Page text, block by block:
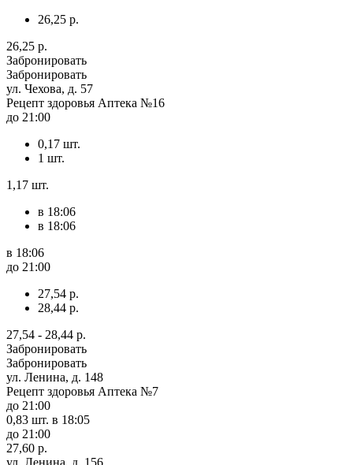
26,25 р.
26,25 р.
Забронировать
Забронировать
ул. Чехова, д. 57
Рецепт здоровья Аптека №16
до 21:00
0,17 шт.
1 шт.
1,17 шт.
в 18:06
в 18:06
в 18:06
до 21:00
27,54 р.
28,44 р.
27,54 - 28,44 р.
Забронировать
Забронировать
ул. Ленина, д. 148
Рецепт здоровья Аптека №7
до 21:00
0,83 шт. в 18:05
до 21:00
27,60 р.
ул. Ленина, д. 156